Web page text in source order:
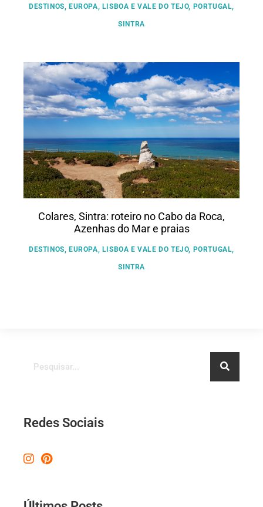
DESTINOS, EUROPA, LISBOA E VALE DO TEJO, PORTUGAL,
SINTRA
Colares, Sintra: roteiro no Cabo da Roca,
Azenhas do Mar e praias
DESTINOS EUROPA LISBOA E VALE DO TEJO, PORTUGAL
SINTRA
Redes Sociais